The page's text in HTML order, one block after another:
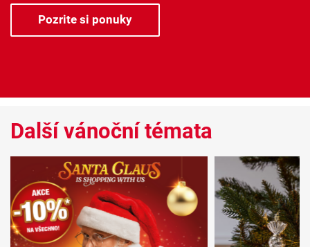
Pozrite si ponuky
Další vánoční témata